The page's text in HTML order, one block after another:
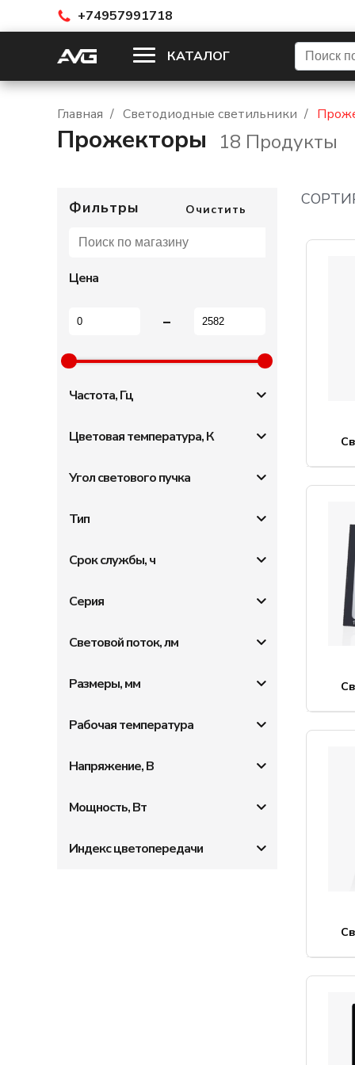
+74957991718
КАТАЛОГ
Главная / Светодиодные светильники /
Прожекторы 18 Продукты
Фильтры Очистить
Цена
-
Частота, Гц
Цветовая температура, К
Угол светового пучка
Тип
Срок службы, ч
Серия
Световой поток, лм
Размеры, мм
Рабочая температура
Напряжение, В
Мощность, Вт
Индекс цветопередачи